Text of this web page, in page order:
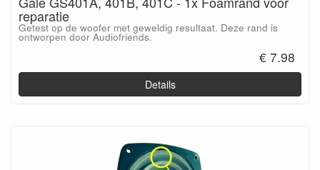
reparatie
Getest op de woofer met geweldig resultaat. Deze rand is
ontworpen door Audiofriends.
€ 7.98
Details